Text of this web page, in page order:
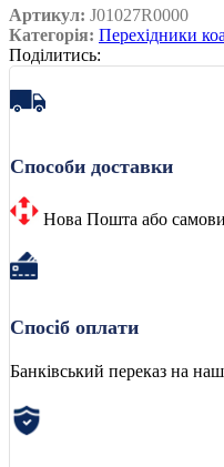
Артикул: J01027R0000
Категорія: Перехідники
Поділитись:
Способи доставки
Нова Пошта або
Спосіб оплати
Банківський переказ на